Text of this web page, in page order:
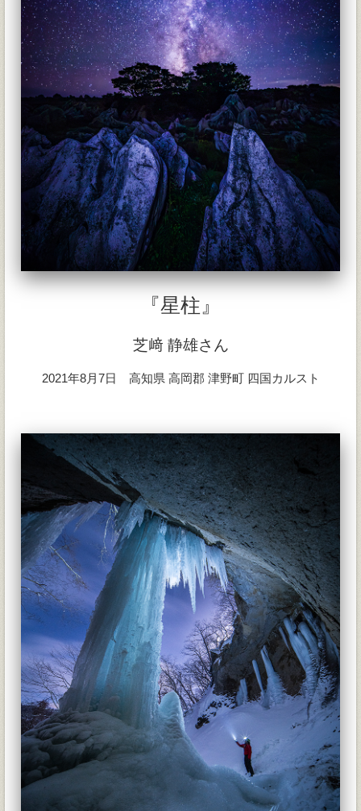
『星柱』
芝﨑 静雄さん
2021年8月7日 高知県 高岡郡 津野町 四国カルスト